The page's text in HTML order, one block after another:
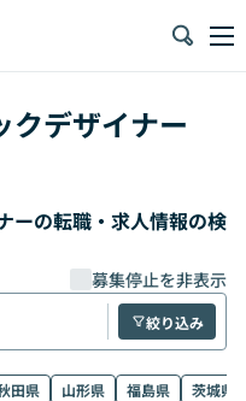
クデザイナー
ーの転職・求人情報の検
募集停止を非表示
絞り込み
田県 山形県 福島県
茨城県